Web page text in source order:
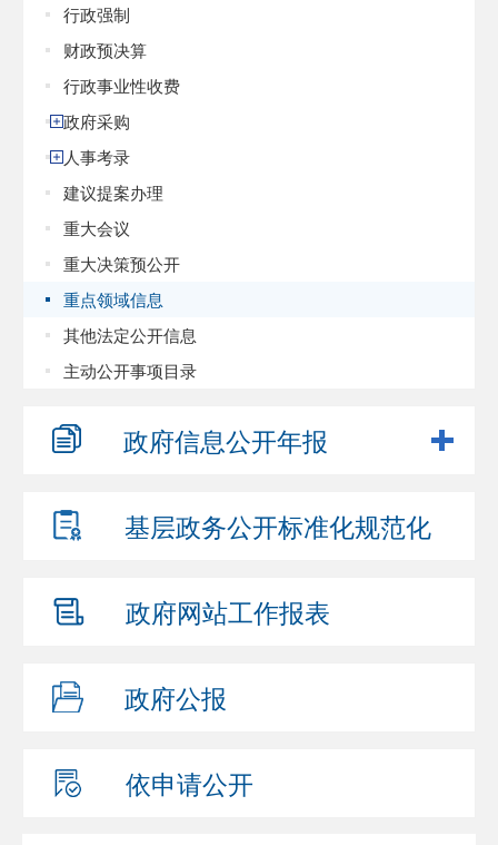
行政强制
财政预决算
行政事业性收费
政府采购
人事考录
建议提案办理
重大会议
重大决策预公开
重点领域信息
其他法定公开信息
主动公开事项目录
政府信息公开年报
基层政务公开标准化规范化
政府网站工作报表
政府公报
依申请公开